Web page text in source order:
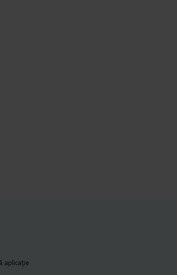
aplicație